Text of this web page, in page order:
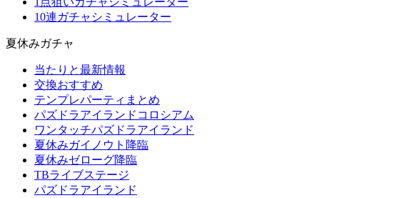
10連ガチャシミュレーター
夏休みガチャ
当たりと最新情報
交換おすすめ
テンプレパーティまとめ
パズドラアイランドコロシアム
ワンタッチパズドラアイランド
夏休みガイノウト降臨
夏休みゼローグ降臨
TBライブステージ
パズドラアイランド